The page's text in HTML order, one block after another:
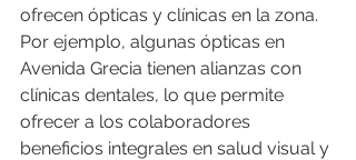
ofrecen ópticas y clínicas en la zona.
Por ejemplo, algunas ópticas en
Avenida Grecia tienen alianzas con
clínicas dentales, lo que permite
ofrecer a los colaboradores
beneficios integrales en salud visual y